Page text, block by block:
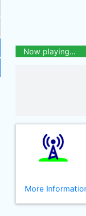
Now playing...
More